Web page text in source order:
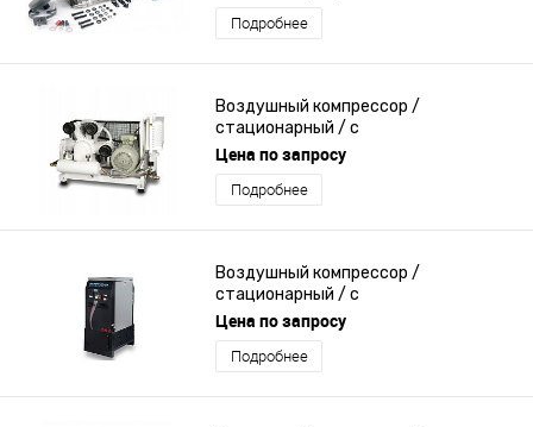
Подробнее
Воздушный компрессор /
стационарный / с
электродвигателем / поршневый
Цена по запросу
Подробнее
Воздушный компрессор /
стационарный / с
электродвигателем / винтовой
Цена по запросу
Подробнее